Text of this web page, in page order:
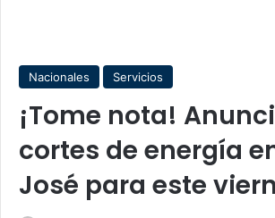
Nacionales Servicios
¡Tome nota!
cortes de energía
José para este